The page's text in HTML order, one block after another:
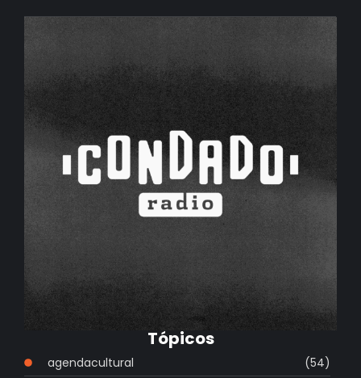
Tópicos
agendacultural (54)